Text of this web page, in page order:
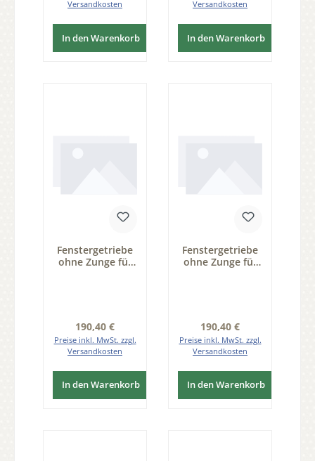
Versandkosten
In den Warenkorb
Versandkosten
In den Warenkorb
Fenstergetriebe
ohne Zunge für
FS102
Regulärer Preis:
190,40 €
Preise inkl. MwSt. zzgl.
Versandkosten
In den Warenkorb
Fenstergetriebe
ohne Zunge für
FS102
Regulärer Preis:
190,40 €
Preise inkl. MwSt. zzgl.
Versandkosten
In den Warenkorb